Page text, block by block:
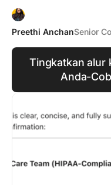
Preethi AnchanSenior
Tingkatkan alur
Anda-